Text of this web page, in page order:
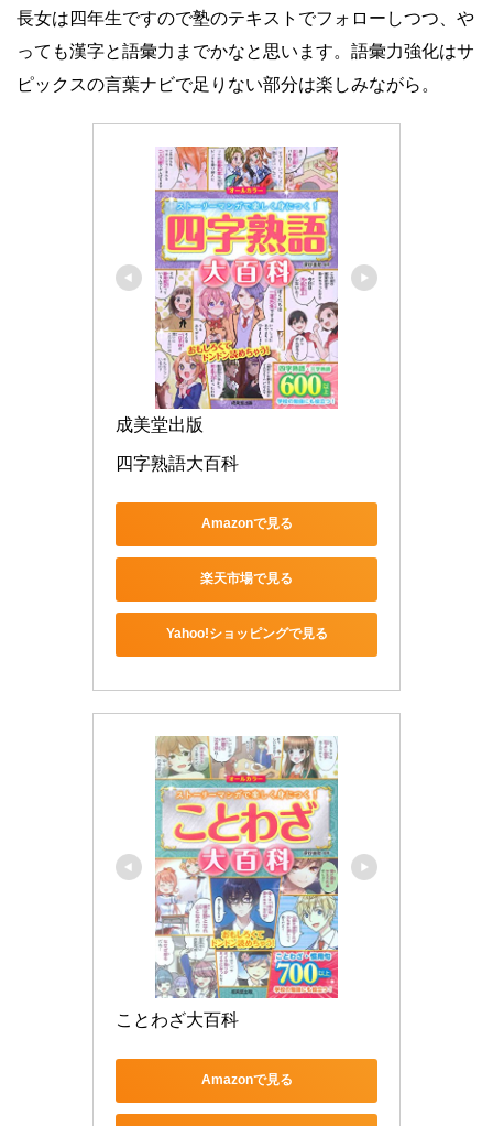
長女は四年生ですので塾のテキストでフォローしつつ、や
っても漢字と語彙力までかなと思います。語彙力強化はサ
ピックスの言葉ナビで足りない部分は楽しみながら。
成美堂出版
四字熟語大百科
Amazonで見る
楽天市場で見る
Yahoo!ショッピングで見る
ことわざ大百科
Amazonで見る